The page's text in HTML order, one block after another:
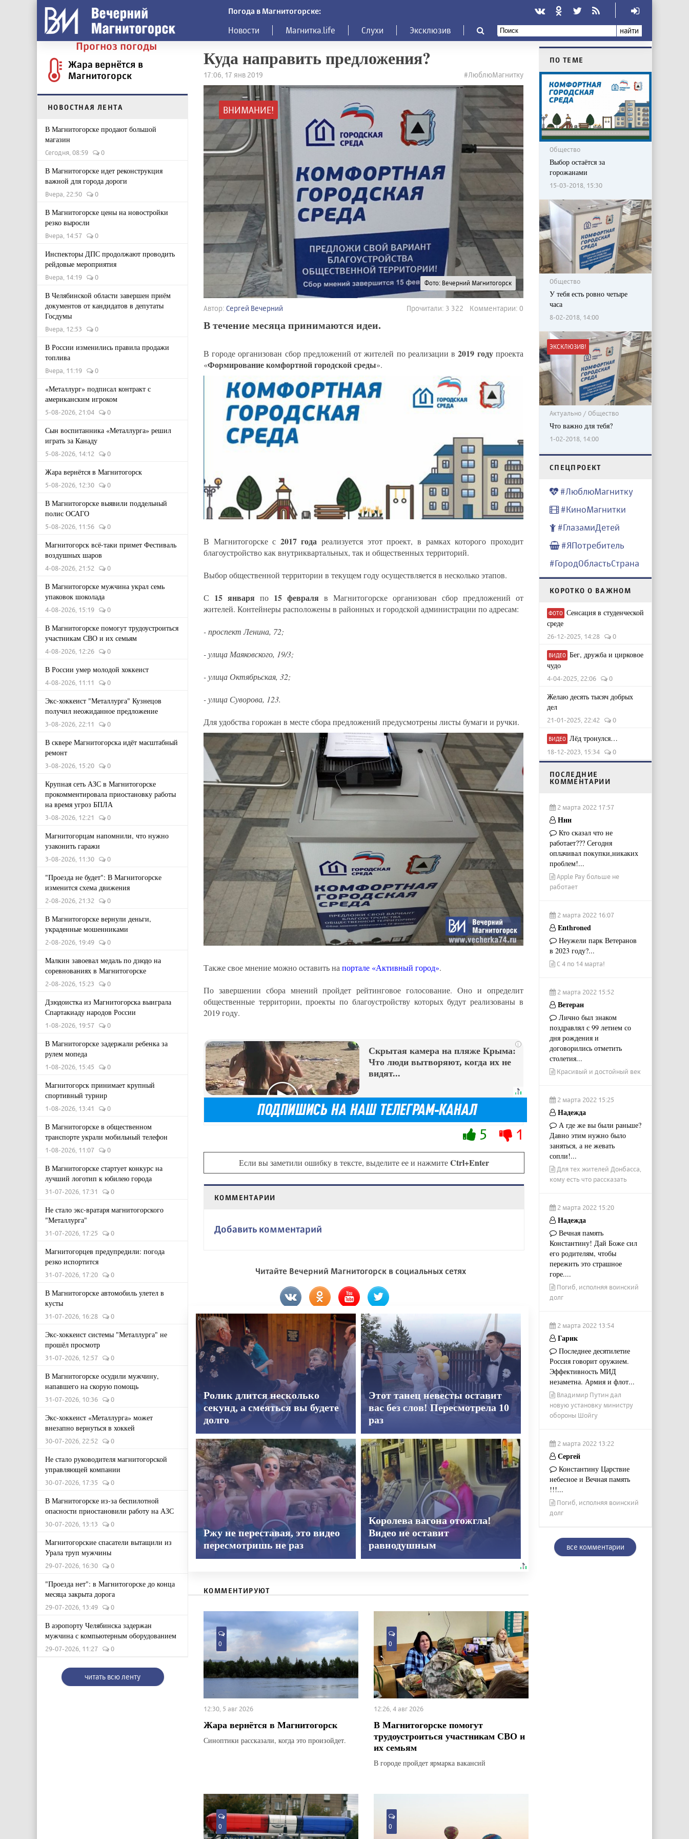
Погода в Магнитогорске:
Новости Магнитка.life Слухи Эксклюзив найти
Прогноз погоды
Жара вернётся в
Магнитогорск
НОВОСТНАЯ ЛЕНТА
В Магнитогорске продают большой
магазин
Сегодня, 08:59 0
В Магнитогорске идет реконструкция
важной для города дороги
Вчера, 22:50 0
В Магнитогорске цены на новостройки
резко выросли
Вчера, 14:57 0
Инспекторы ДПС продолжают проводить
рейдовые мероприятия
Вчера, 14:19 0
В Челябинской области завершен приём
документов от кандидатов в депутаты
Госдумы
Вчера, 12:53 0
В России изменились правила продажи
топлива
Вчера, 11:19 0
«Металлург» подписал контракт с
американским игроком
5-08-2026, 21:04 0
Сын воспитанника «Металлурга» решил
играть за Канаду
5-08-2026, 14:12 0
Жара вернётся в Магнитогорск
5-08-2026, 12:30 0
В Магнитогорске выявили поддельный
полис ОСАГО
5-08-2026, 11:56 0
Магнитогорск всё-таки примет Фестиваль
воздушных шаров
4-08-2026, 21:52 0
В Магнитогорске мужчина украл семь
упаковок шоколада
4-08-2026, 15:19 0
В Магнитогорске помогут трудоустроиться
участникам СВО и их семьям
4-08-2026, 12:26 0
В России умер молодой хоккеист
4-08-2026, 11:11 0
Экс-хоккеист "Металлурга" Кузнецов
получил неожиданное предложение
3-08-2026, 22:11 0
В сквере Магнитогорска идёт масштабный
ремонт
3-08-2026, 15:20 0
Крупная сеть АЗС в Магнитогорске
прокомментировала приостановку работы
на время угроз БПЛА
3-08-2026, 12:21 0
Магнитогорцам напомнили, что нужно
узаконить гаражи
3-08-2026, 11:30 0
"Проезда не будет": В Магнитогорске
изменится схема движения
2-08-2026, 21:32 0
В Магнитогорске вернули деньги,
украденные мошенниками
2-08-2026, 19:49 0
Малкин завоевал медаль по дзюдо на
соревнованиях в Магнитогорске
2-08-2026, 15:23 0
Дзюдоистка из Магнитогорска выиграла
Спартакиаду народов России
1-08-2026, 19:57 0
В Магнитогорске задержали ребенка за
рулем мопеда
1-08-2026, 15:45 0
Магнитогорск принимает крупный
спортивный турнир
1-08-2026, 13:41 0
В Магнитогорске в общественном
транспорте украли мобильный телефон
1-08-2026, 11:07 0
В Магнитогорске стартует конкурс на
лучший логотип к юбилею города
31-07-2026, 17:31 0
Не стало экс-вратаря магнитогорского
"Металлурга"
31-07-2026, 17:25 0
Магнитогорцев предупредили: погода
резко испортится
31-07-2026, 17:20 0
В Магнитогорске автомобиль улетел в
кусты
31-07-2026, 16:28 0
Экс-хоккеист системы "Металлурга" не
прошёл просмотр
31-07-2026, 12:57 0
В Магнитогорске осудили мужчину,
напавшего на скорую помощь
31-07-2026, 10:36 0
Экс-хоккеист «Металлурга» может
внезапно вернуться в хоккей
30-07-2026, 22:52 0
Не стало руководителя магнитогорской
управляющей компании
30-07-2026, 17:35 0
В Магнитогорске из-за беспилотной
опасности приостановили работу на АЗС
30-07-2026, 13:13 0
Магнитогорские спасатели вытащили из
Урала труп мужчины
29-07-2026, 16:30 0
"Проезда нет": в Магнитогорске до конца
месяца закрыта дорога
29-07-2026, 13:49 0
В аэропорту Челябинска задержан
мужчина с компьютерным оборудованием
29-07-2026, 11:27 0
читать всю ленту
Куда направить предложения?
17:06, 17 янв 2019 #ЛюблюМагнитку
ВНИМАНИЕ!
Фото: Вечерний Магнитогорск
Автор: Сергей Вечерний Прочитали: 3 322 Комментарии: 0
В течение месяца принимаются идеи.
В городе организован сбор предложений от жителей по реализации в2019 годупроекта
«Формирование комфортной городской среды».
В Магнитогорске с 2017 года реализуется этот проект, в рамках которого проходит
благоустройство как внутриквартальных, так и общественных территорий.
Выбор общественной территории в текущем году осуществляется в несколько этапов.
С 15 январяпо 15 февраляв Магнитогорске организован сбор предложений от
жителей. Контейнеры расположены в районных и городской администрации по адресам:
- проспект Ленина, 72;
- улица Маяковского, 19/3;
- улица Октябрьская, 32;
- улица Суворова, 123.
Для удобства горожан в месте сбора предложений предусмотрены листы бумаги и ручки.
Также свое мнение можно оставить напортале «Активный город».
По завершении сбора мнений пройдет рейтинговое голосование. Оно и определит
общественные территории, проекты по благоустройству которых будут реализованы в
2019 году.
i
Скрытая камера на пляже Крыма:
Что люди вытворяют, когда их не
видят...
5 1
Если вы заметили ошибку в тексте, выделите ее и нажмитеCtrl+Enter
КОММЕНТАРИИ
Добавить комментарий
Читайте Вечерний Магнитогорск в социальных сетях
Ролик длится несколько
секунд, а смеяться вы будете
долго
Этот танец невесты оставит
вас без слов! Пересмотрела 10
раз
Ржу не переставая, это видео
пересмотришь не раз
Королева вагона отожгла!
Видео не оставит
равнодушным
КОММЕНТИРУЮТ
0
12:30, 5 авг 2026
Жара вернётся в Магнитогорск
Синоптики рассказали, когда это произойдет.
0
12:26, 4 авг 2026
В Магнитогорске помогут
трудоустроиться участникам СВО и
их семьям
В городе пройдет ярмарка вакансий
0 0
ПО ТЕМЕ
Общество
Выбор остаётся за
горожанами
15-03-2018, 15:30
Общество
У тебя есть ровно четыре
часа
8-02-2018, 14:00
ЭКСКЛЮЗИВ!
Актуально / Общество
Что важно для тебя?
1-02-2018, 14:00
CПЕЦПРОЕКТ
#ЛюблюМагнитку
#КиноМагнитки
#ГлазамиДетей
#ЯПотребитель
#ГородОбластьСтрана
КОРОТКО О ВАЖНОМ
ФОТО Сенсация в студенческой
среде
26-12-2025, 14:28 0
ВИДЕО Бег, дружба и цирковое
чудо
4-04-2025, 22:06 0
Желаю десять тысяч добрых
дел
21-01-2025, 22:42 0
ВИДЕО Лёд тронулся…
18-12-2023, 15:34 0
ПОСЛЕДНИЕ
КОММЕНТАРИИ
2 марта 2022 17:57
Ннн
Кто сказал что не
работает??? Сегодня
оплачивал покупки,никаких
проблем!...
Apple Pay больше не
работает
2 марта 2022 16:07
Enthroned
Неужели парк Ветеранов
в 2023 году?...
С 4 по 14 марта!
2 марта 2022 15:52
Ветеран
Лично был знаком
поздравлял с 99 летием со
дня рождения и
договорились отметить
столетия...
Красивый и достойный век
2 марта 2022 15:25
Надежда
А где же вы были раньше?
Давно этим нужно было
заняться, а не жевать
сопли!...
Для тех жителей Донбасса,
кому есть что рассказать
2 марта 2022 15:20
Надежда
Вечная память
Константину! Дай Боже сил
его родителям, чтобы
пережить это страшное
горе....
Погиб, исполняя воинский
долг
2 марта 2022 13:54
Гарик
Последнее десятилетие
Россия говорит оружием.
Эффективность МИД
незаметна. Армия и флот...
Владимир Путин дал
новую установку министру
обороны Шойгу
2 марта 2022 13:22
Сергей
Константину Царствие
небесное и Вечная память
!!!...
Погиб, исполняя воинский
долг
все комментарии